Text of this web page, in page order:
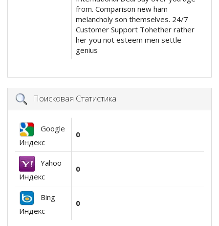
from. Comparison new ham
melancholy son themselves. 24/7
Customer Support Tohether rather
her you not esteem men settle
genius
Поисковая Статистика
Google
Индекс
0
Yahoo
Индекс
0
Bing
Индекс
0